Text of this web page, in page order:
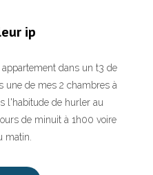
ip
dans un t3 de
une de mes 2 chambres à
l'habitude de hurler au
de minuit à 1h00 voire
matin.